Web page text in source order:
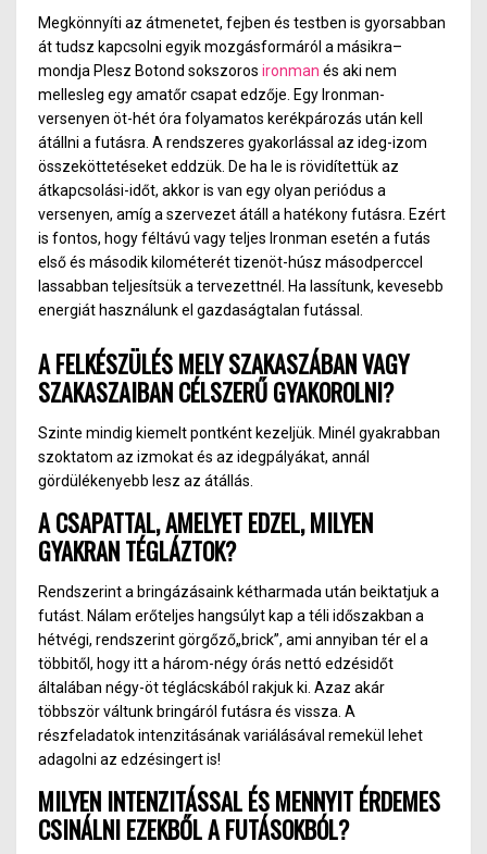
Megkönnyíti az átmenetet, fejben és testben is gyorsabban
át tudsz kapcsolni egyik mozgásformáról a másikra–
mondja Plesz Botond sokszoros ironman és aki nem
mellesleg egy amatőr csapat edzője. Egy Ironman-
versenyen öt-hét óra folyamatos kerékpározás után kell
átállni a futásra. A rendszeres gyakorlással az ideg-izom
összeköttetéseket eddzük. De ha le is rövidítettük az
átkapcsolási-időt, akkor is van egy olyan periódus a
versenyen, amíg a szervezet átáll a hatékony futásra. Ezért
is fontos, hogy féltávú vagy teljes Ironman esetén a futás
első és második kilométerét tizenöt-húsz másodperccel
lassabban teljesítsük a tervezettnél. Ha lassítunk, kevesebb
energiát használunk el gazdaságtalan futással.
A FELKÉSZÜLÉS MELY SZAKASZÁBAN VAGY
SZAKASZAIBAN CÉLSZERŰ GYAKOROLNI?
Szinte mindig kiemelt pontként kezeljük. Minél gyakrabban
szoktatom az izmokat és az idegpályákat, annál
gördülékenyebb lesz az átállás.
A CSAPATTAL, AMELYET EDZEL, MILYEN
GYAKRAN TÉGLÁZTOK?
Rendszerint a bringázásaink kétharmada után beiktatjuk a
futást. Nálam erőteljes hangsúlyt kap a téli időszakban a
hétvégi, rendszerint görgőző„brick”, ami annyiban tér el a
többitől, hogy itt a három-négy órás nettó edzésidőt
általában négy-öt téglácskából rakjuk ki. Azaz akár
többször váltunk bringáról futásra és vissza. A
részfeladatok intenzitásának variálásával remekül lehet
adagolni az edzésingert is!
MILYEN INTENZITÁSSAL ÉS MENNYIT ÉRDEMES
CSINÁLNI EZEKBŐL A FUTÁSOKBÓL?